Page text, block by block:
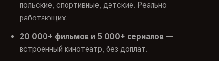
польские, спортивные, детские. Реально
работающих.
20 000+ фильмов и 5 000+ сериалов —
встроенный кинотеатр, без доплат.